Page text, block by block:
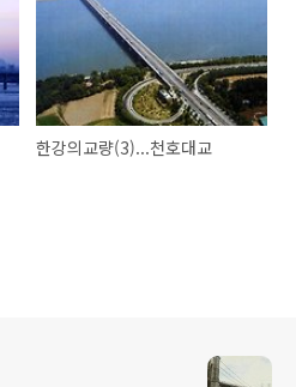
한강의교량(3)...천호대교